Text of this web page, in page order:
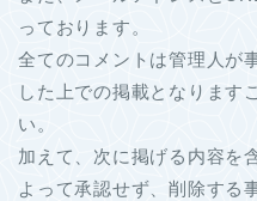
っております。
全てのコメントは管理人が
した上での掲載となります
い。
加えて、次に掲げる内容を
よって承認せず、削除する